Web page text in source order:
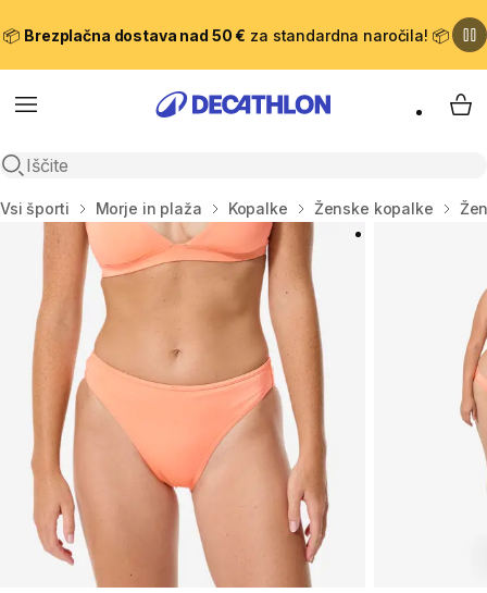
📦 Brezplačna dostava nad 50 € za standardna naročila! 📦
Meni
Odpri iskanje
Domov
Vsi športi Morje in plaža Kopalke Ženske kopalke